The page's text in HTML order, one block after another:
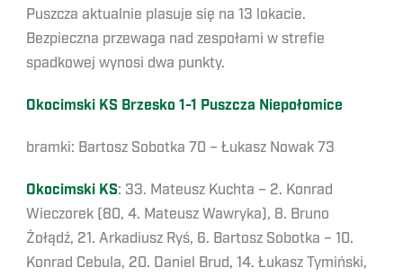
Puszcza aktualnie plasuje się na 13 lokacie.
Bezpieczna przewaga nad zespołami w strefie
spadkowej wynosi dwa punkty.
Okocimski KS Brzesko 1-1 Puszcza Niepołomice
bramki: Bartosz Sobotka 70 – Łukasz Nowak 73
Okocimski KS: 33. Mateusz Kuchta – 2. Konrad
Wieczorek (80, 4. Mateusz Wawryka), 8. Bruno
Żołądź, 21. Arkadiusz Ryś, 6. Bartosz Sobotka – 10.
Konrad Cebula, 20. Daniel Brud, 14. Łukasz Tymiński,